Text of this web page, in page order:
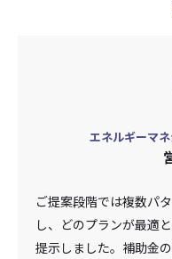
エネルギーマ
ご提案段階では複数パ
し、どのプランが最適
提示しました。補助金